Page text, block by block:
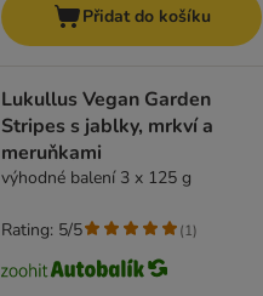
Přidat do košíku
Lukullus Vegan Garden
Stripes s jablky, mrkví a
meruňkami
výhodné balení 3 x 125 g
Rating: 5/5 (1)